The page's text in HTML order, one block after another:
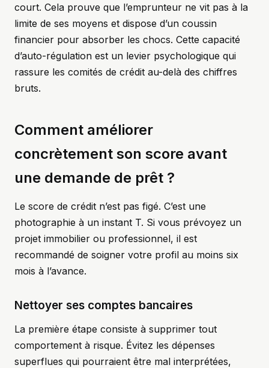
court. Cela prouve que l’emprunteur ne vit pas à la
limite de ses moyens et dispose d’un coussin
financier pour absorber les chocs. Cette capacité
d’auto-régulation est un levier psychologique qui
rassure les comités de crédit au-delà des chiffres
bruts.
Comment améliorer
concrètement son score avant
une demande de prêt ?
Le score de crédit n’est pas figé. C’est une
photographie à un instant T. Si vous prévoyez un
projet immobilier ou professionnel, il est
recommandé de soigner votre profil au moins six
mois à l’avance.
Nettoyer ses comptes bancaires
La première étape consiste à supprimer tout
comportement à risque. Évitez les dépenses
superflues qui pourraient être mal interprétées,